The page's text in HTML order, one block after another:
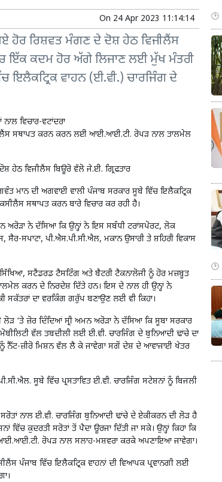
On 24 Apr 2023 11:14:14
ਹੋਰ ਰਿਸ਼ਵਤ ਮੰਗਣ ਦੇ ਦੋਸ਼ ਹੇਠ ਵਿਜੀਲੈਂਸ
ਇੱਕ ਕਦਮ ਹੋਰ ਅੱਗੇ ਲਿਜਾਣ ਲਈ ਮੁੱਖ ਮੰਤਰੀ
ਇਲੈਕਟ੍ਰਿਕ ਵਾਹਨ (ਈ.ਵੀ.) ਚਾਰਜਿੰਗ ਦੇ
ਵਿਚਾਰ-ਵਟਾਂਦਰਾ
ਸਥਾਪਤ ਕਰਨ ਕਰਨ ਲਈ ਆਈ.ਆਈ.ਟੀ. ਰੋਪੜ ਨਾਲ ਤਾਲਮੇਲ
ਹੇਠ ਵਿਜੀਲੈਂਸ ਬਿਊਰੋ ਵੱਲੋ ਜੇ.ਈ. ਗ੍ਰਿਫਤਾਰ
ਮਾਨ ਦੀ ਅਗਵਾਈ ਵਾਲੀ ਪੰਜਾਬ ਸਰਕਾਰ ਸੂਬੇ ਵਿੱਚ ਇਲੈਕਟ੍ਰਿਕ
ਸਥਾਪਤ ਕਰਨ ਬਾਰੇ ਵਿਚਾਰ ਕਰ ਰਹੀ ਹੈ।
ਅਰੋੜਾ ਨੇ ਦੱਸਿਆ ਕਿ ਉਨ੍ਹਾਂ ਨੇ ਇਸ ਸਬੰਧੀ ਟਰਾਂਸਪੋਰਟ, ਲੋਕ
ਸਪਾਟਾ, ਪੀ.ਐਸ.ਪੀ.ਸੀ.ਐਲ, ਮਕਾਨ ਉਸਾਰੀ ਤੇ ਸ਼ਹਿਰੀ ਵਿਕਾਸ
ਸਿੱਖਿਆ, ਸਟੈਂਡਰਡ ਟੈਸਟਿੰਗ ਅਤੇ ਬੈਟਰੀ ਟੈਕਨਾਲੋਜੀ ਨੂੰ ਹੋਰ ਮਜ਼ਬੂਤ
ਕਰਨ ਦੇ ਨਿਰਦੇਸ਼ ਦਿੱਤੇ ਹਨ। ਇਸ ਦੇ ਨਾਲ ਹੀ ਉਨ੍ਹਾਂ ਨੇ
ਸਕੱਤਰਾਂ ਦਾ ਵਰਕਿੰਗ ਗਰੁੱਪ ਬਣਾਉਣ ਲਈ ਵੀ ਕਿਹਾ।
‘ਤੇ ਜ਼ੋਰ ਦਿੰਦਿਆਂ ਸ੍ਰੀ ਅਮਨ ਅਰੋੜਾ ਨੇ ਦੱਸਿਆ ਕਿ ਸੂਬਾ ਸਰਕਾਰ
ਮੋਬੀਲਿਟੀ ਵੱਲ ਤਬਦੀਲੀ ਲਈ ਈ.ਵੀ. ਚਾਰਜਿੰਗ ਦੇ ਬੁਨਿਆਦੀ ਢਾਂਚੇ ਦਾ
ਨੈੱਟ-ਜ਼ੀਰੋ ਮਿਸ਼ਨ ਵੱਲ ਲੈ ਕੇ ਜਾਵੇਗਾ ਸਗੋਂ ਦੇਸ਼ ਦੇ ਆਵਾਜਾਈ ਖੇਤਰ
ਸੂਬੇ ਵਿੱਚ ਪ੍ਰਸਤਾਵਿਤ ਈ.ਵੀ. ਚਾਰਜਿੰਗ ਸਟੇਸ਼ਨਾਂ ਨੂੰ ਬਿਜਲੀ
ਨਾਲ ਈ.ਵੀ. ਚਾਰਜਿੰਗ ਬੁਨਿਆਦੀ ਢਾਂਚੇ ਦੇ ਏਕੀਕਰਨ ਦੀ ਲੋੜ ਹੈ
ਕੁਦਰਤੀ ਸਰੋਤਾਂ ਤੋਂ ਪੈਦਾ ਊਰਜਾ ਦਿੱਤੀ ਜਾ ਸਕੇ। ਉਨ੍ਹਾਂ ਕਿਹਾ ਕਿ
ਰੋਪੜ ਨਾਲ ਸਲਾਹ-ਮਸ਼ਵਰਾ ਕਰਕੇ ਅਪਣਾਇਆ ਜਾਵੇਗਾ।
ਪੰਜਾਬ ਵਿੱਚ ਇਲੈਕਟ੍ਰਿਕ ਵਾਹਨਾਂ ਦੀ ਵਿਆਪਕ ਪ੍ਰਵਾਨਗੀ ਲਈ